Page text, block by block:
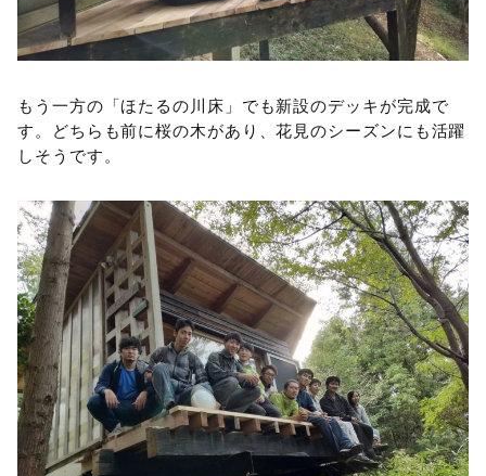
もう一方の「ほたるの川床」でも新設のデッキが完成で
す。どちらも前に桜の木があり、花見のシーズンにも活躍
しそうです。